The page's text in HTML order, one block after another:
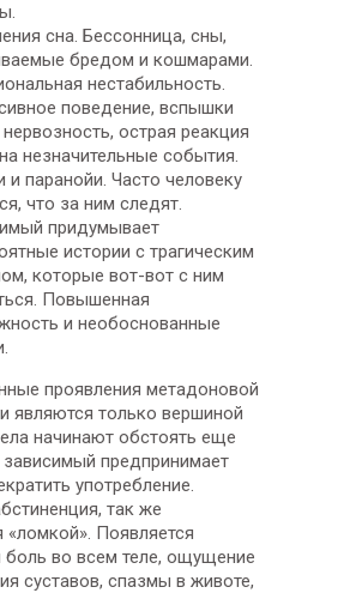
сна. Бессонница, сны,
бредом и кошмарами.
нестабильность.
поведение, вспышки
нервозность, острая реакция
незначительные события.
паранойи. Часто человеку
что за ним следят.
придумывает
истории с трагическим
которые вот-вот с ним
Повышенная
и необоснованные
проявления метадоновой
являются только вершиной
начинают обстоять еще
зависимый предпринимает
употребление.
так же
Появляется
боль во всем теле, ощущение
суставов, спазмы в животе,